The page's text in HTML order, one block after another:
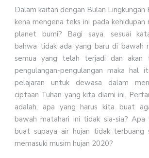
Dalam kaitan dengan Bulan Lingkungan
kena mengena teks ini pada kehidupan
planet bumi? Bagi saya, sesuai
bahwa tidak ada yang baru di bawah
semua yang telah terjadi dan akan
pengulangan-pengulangan maka hal
pelajaran untuk dewasa dalam
ciptaan Tuhan yang kita diami ini.
adalah, apa yang harus kita buat
bawah matahari ini tidak sia-sia?
buat supaya air hujan tidak terbuang
memasuki musim hujan 2020?